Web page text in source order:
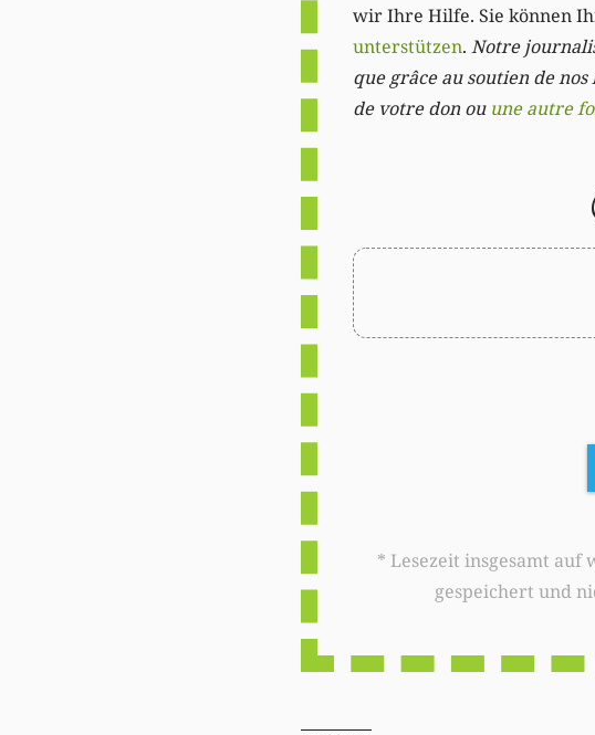
wir Ihre Hilfe. Sie können
unterstützen. Notre
que grâce au soutien de
de votre don ou une autre
* Lesezeit insgesamt auf woxx.lu: 0 Minute. Diese Daten werden
gespeichert und